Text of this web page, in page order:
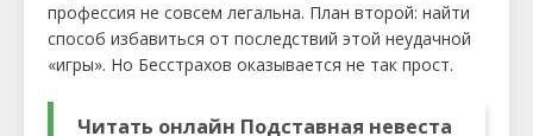
профессия не совсем легальна. План второй: найти
способ избавиться от последствий этой неудачной
«игры». Но Бесстрахов оказывается не так прост.
Читать онлайн Подставная невеста